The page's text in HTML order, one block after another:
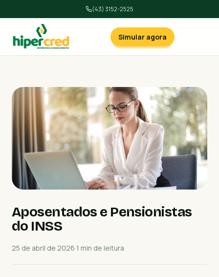
(43) 3152-2525
Simular agora
Aposentados e Pensionistas
do INSS
25 de abril de 2026·1 min de leitura